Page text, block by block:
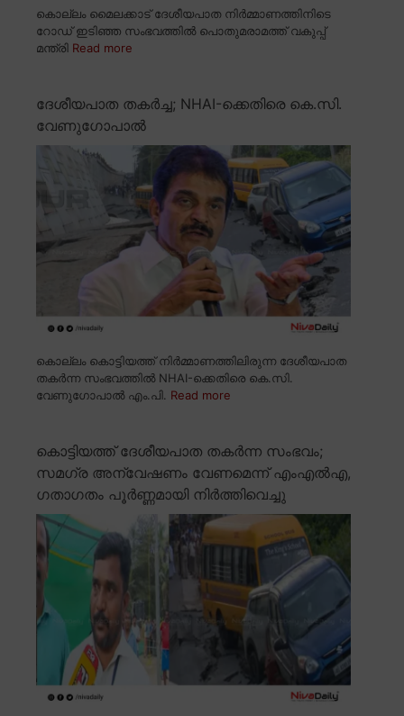
കൊല്ലം മൈലക്കാട് ദേശീയപാത നിർമ്മാണത്തിനിടെ
റോഡ് ഇടിഞ്ഞ സംഭവത്തിൽ പൊതുമരാമത്ത് വകുപ്പ്
മന്ത്രി Read more
ദേശീയപാത തകർച്ച; NHAI-ക്കെതിരെ കെ.സി.
വേണുഗോപാൽ
കൊല്ലം കൊട്ടിയത്ത് നിർമ്മാണത്തിലിരുന്ന ദേശീയപാത
തകർന്ന സംഭവത്തിൽ NHAI-ക്കെതിരെ കെ.സി.
വേണുഗോപാൽ എം.പി. Read more
കൊട്ടിയത്ത് ദേശീയപാത തകർന്ന സംഭവം;
സമഗ്ര അന്വേഷണം വേണമെന്ന് എംഎൽഎ,
ഗതാഗതം പൂർണ്ണമായി നിർത്തിവെച്ചു